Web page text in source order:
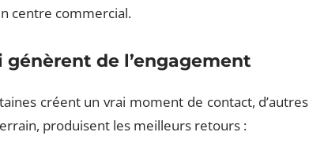
centre commercial.
de l’engagement
créent un vrai moment de contact, d’autres
produisent les meilleurs retours :